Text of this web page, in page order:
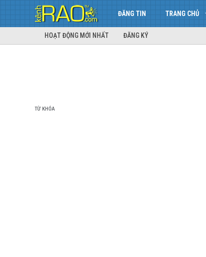
ĐĂNG TIN TRANG CHỦ
HOẠT ĐỘNG MỚI NHẤT ĐĂNG KÝ
TỪ KHÓA